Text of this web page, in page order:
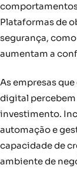
Plataformas de
segurança,
aumentam a
As empresas
digital percebem
investimento.
automação e
capacidade de
ambiente de